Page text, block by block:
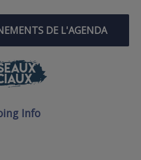
DE L'AGENDA
Info